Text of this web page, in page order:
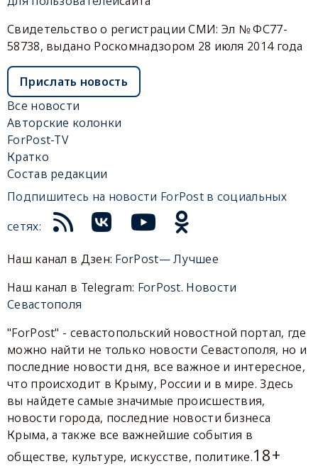
Свидетельство о регистрации СМИ: Эл № ФС77-
58738, выдано Роскомнадзором 28 июля 2014 года
Прислать новость
Все новости
Авторские колонки
ForPost-TV
Кратко
Состав редакции
Подпишитесь на новости ForPost в социальных
сетях:
Наш канал в Дзен: ForPost— Лучшее
Наш канал в Telegram: ForPost. Новости
Севастополя
"ForPost" - севастопольский новостной портал, где
можно найти не только новости Севастополя, но и
последние новости дня, все важное и интересное,
что происходит в Крыму, России и в мире. Здесь
вы найдете самые значимые происшествия,
новости города, последние новости бизнеса
Крыма, а также все важнейшие события в
обществе, культуре, искусстве, политике.18+